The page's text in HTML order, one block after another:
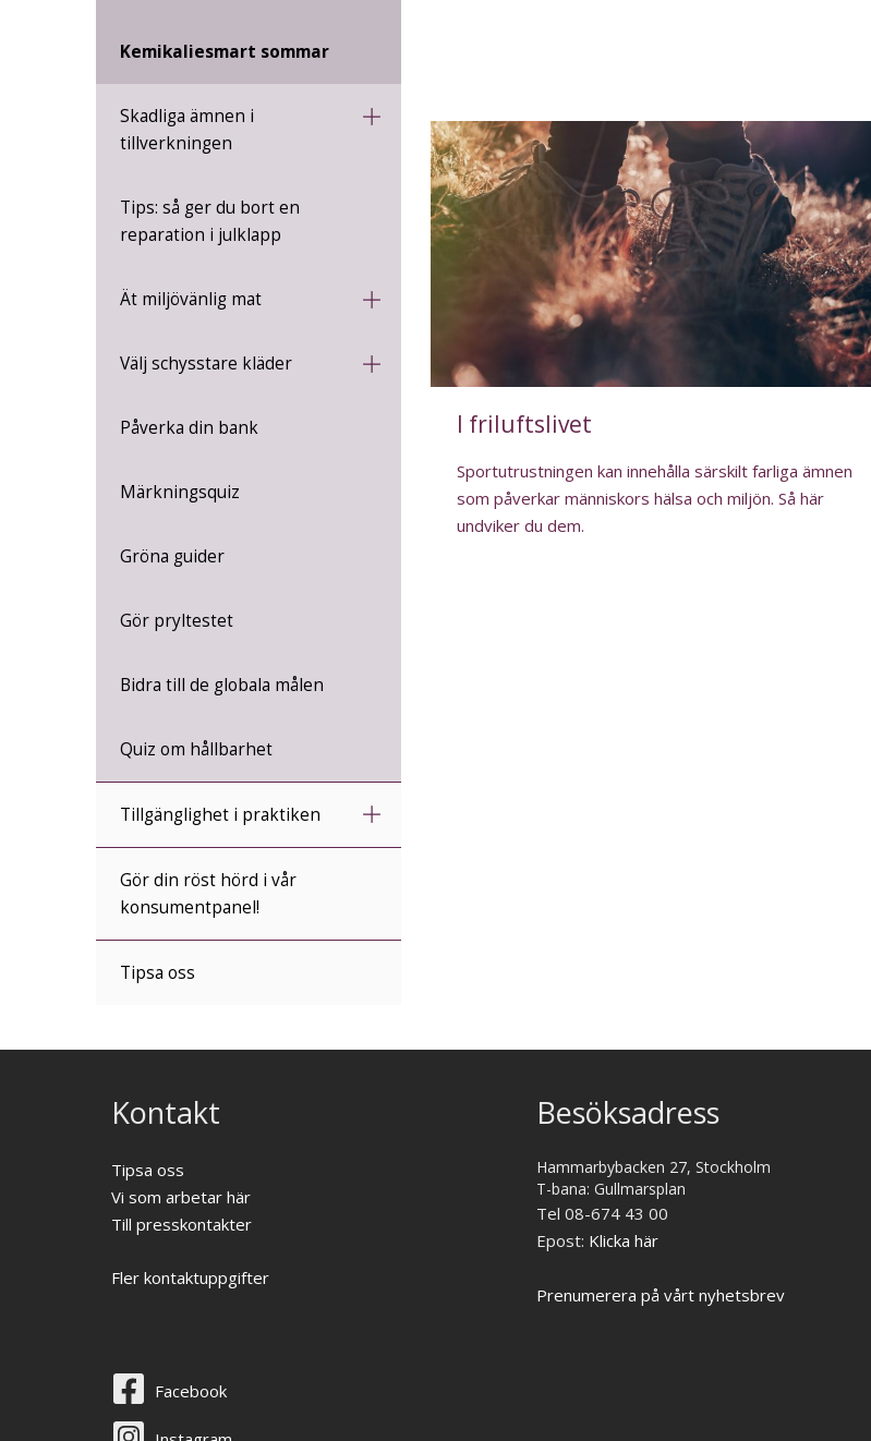
Kemikaliesmart sommar
Skadliga ämnen i
tillverkningen
Tips: så ger du bort en
reparation i julklapp
Ät miljövänlig mat
Välj schysstare kläder
Påverka din bank
Märkningsquiz
Gröna guider
Gör pryltestet
Bidra till de globala målen
Quiz om hållbarhet
Tillgänglighet i praktiken
Gör din röst hörd i vår
konsumentpanel!
Tipsa oss
I friluftslivet
Sportutrustningen kan innehålla särskilt farliga ämnen
som påverkar människors hälsa och miljön. Så här
undviker du dem.
Kontakt
Tipsa oss
Vi som arbetar här
Till presskontakter
Fler kontaktuppgifter
Facebook
Besöksadress
Hammarbybacken 27, Stockholm
T-bana: Gullmarsplan
Tel 08-674 43 00
Epost: Klicka här
Prenumerera på vårt nyhetsbrev